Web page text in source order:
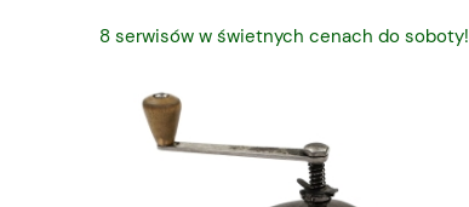
8 serwisów w świetnych cenach do soboty!